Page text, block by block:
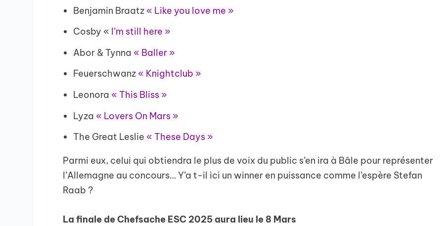
Benjamin Braatz « Like you love me »
Cosby « I’m still here »
Abor & Tynna « Baller »
Feuerschwanz « Knightclub »
Leonora « This Bliss »
Lyza « Lovers On Mars »
The Great Leslie « These Days »
Parmi eux, celui qui obtiendra le plus de voix du public s’en ira à Bâle pour représenter
l’Allemagne au concours… Y’a t-il ici un winner en puissance comme l’espère Stefan
Raab ?
La finale de Chefsache ESC 2025 aura lieu le 8 Mars